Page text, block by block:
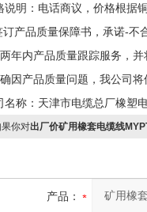
说明：电话商议，价格根据
订产品质量保障书，承诺-不
年内产品质量跟踪服务，
因产品质量问题，我公司
名称：天津市电缆总厂橡塑
你对出厂价矿用橡套电缆线
产品：